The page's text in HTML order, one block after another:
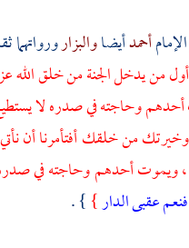
أحمدأيضاوالبزار
من يدخل الجنة من خلق الله عز
وحاجته في صدره لا يستطيع
من خلقك أفتأمرنا أن
، ويموت أحدهم وحاجته في
عقبى الدار}
} .